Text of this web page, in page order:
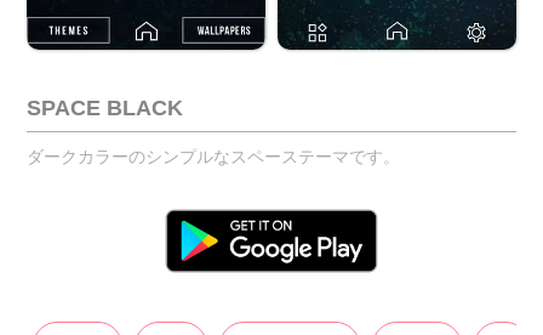
SPACE BLACK
ダークカラーのシンプルなスペーステーマです。